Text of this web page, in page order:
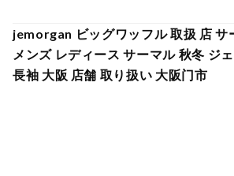
jemorgan ビッグワッフル 取扱 店 サ
メンズ レディース サーマル 秋冬 ジ
長袖 大阪 店舗 取り扱い 大阪门市